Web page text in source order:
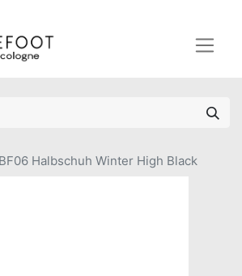
Halbschuh Winter High Black